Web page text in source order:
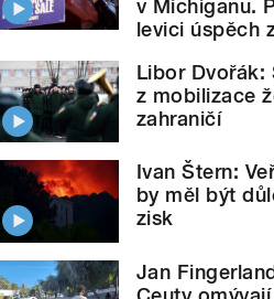
v Michiganu.
levici úspěch
Libor Dvořák:
z mobilizace
zahraničí
Ivan Štern:
by měl být
zisk
Jan